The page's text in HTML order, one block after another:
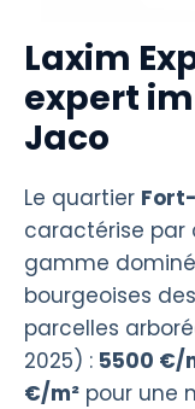
Laxim
expert
Jaco
Le quartier
caractérise par
gamme
bourgeoises
parcelles
2025) : 5500 €/
€/m² pour une